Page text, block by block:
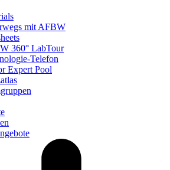
mit AFBW
360° LabTour
Telefon
Expert Pool